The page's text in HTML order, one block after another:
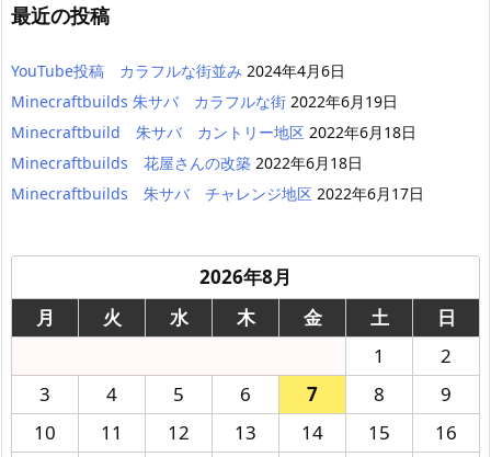
最近の投稿
YouTube投稿 カラフルな街並み 2024年4月6日
Minecraftbuilds 朱サバ カラフルな街 2022年6月19日
Minecraftbuild 朱サバ カントリー地区 2022年6月18日
Minecraftbuilds 花屋さんの改築 2022年6月18日
Minecraftbuilds 朱サバ チャレンジ地区 2022年6月17日
2026年8月
月
火 水 木 金 土
日
1
2
3
4 5 6 7 8
9
10
11 12 13 14 15
16